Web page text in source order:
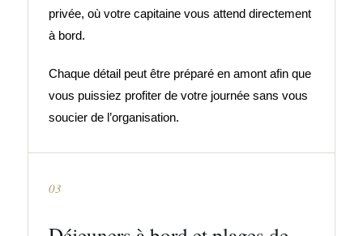
privée, où votre capitaine vous attend directement
à bord.
Chaque détail peut être préparé en amont afin que
vous puissiez profiter de votre journée sans vous
soucier de l’organisation.
03